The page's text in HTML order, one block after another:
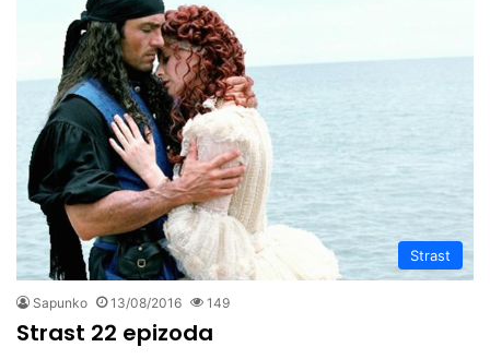
Strast
Sapunko 13/08/2016 149
Strast 22 epizoda